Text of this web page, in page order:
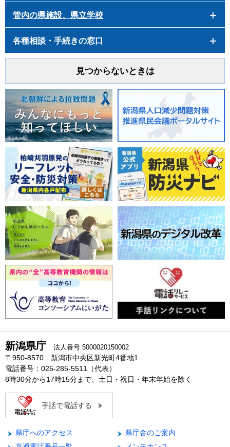
管内の県施設、県立学校
各種相談・手続きの窓口
見つからないときは
新潟県庁 法人番号 5000020150002
〒950-8570 新潟市中央区新光町4番地1
電話番号：025-285-5511（代表）
8時30分から17時15分まで、土日・祝日・年末年始を除く
手話で電話する
県庁へのアクセス
県庁舎のご案内